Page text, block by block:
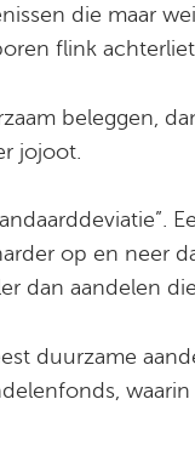
die maar
flink
beleggen,
jojoot.
op en neer
dan aandelen
duurzame